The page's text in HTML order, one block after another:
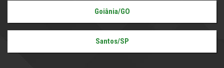
Goiânia/GO
Santos/SP